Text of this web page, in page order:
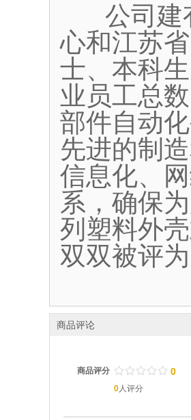
公司建
心和江苏
士、本科
业员工总
部件自动
先进的制
信息化、
系，确保
列塑料外
双双被评
商品评论
商品评分 / / / / /
. . . . . 0
0人评分